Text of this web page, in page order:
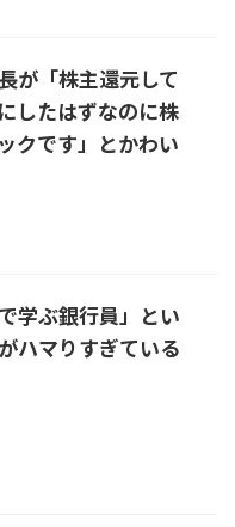
が「株主還元して
したはずなのに株
クです」とかわい
学ぶ銀行員」とい
ハマりすぎている